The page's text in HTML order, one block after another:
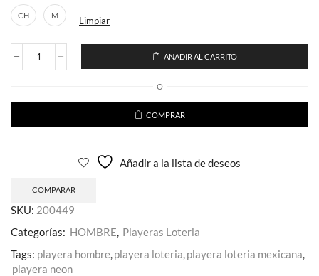
CH M Limpiar
Playera
Valiente
AÑADIR AL CARRITO
O
COMPRAR
Añadir a la lista de deseos
COMPARAR
SKU: 200449
Categorías: HOMBRE, Playeras Loteria
Tags: playera hombre,playera loteria,playera loteria mexicana,
playera neon